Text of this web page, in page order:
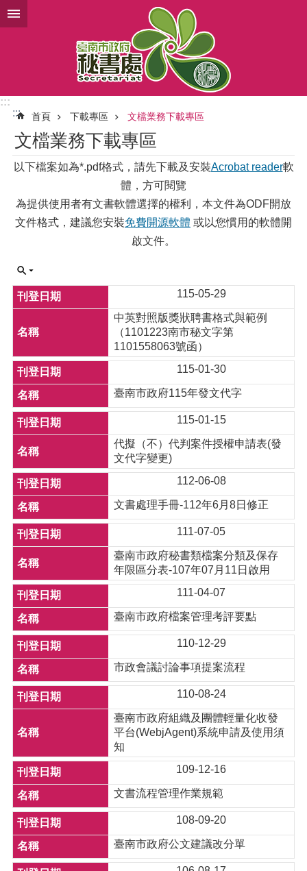
跳到主要內容區塊
:::
:::
首頁 下載專區 文檔業務下載專區
文檔業務下載專區
以下檔案如為*.pdf格式，請先下載及安裝Acrobat reader軟
體，方可閱覽
為提供使用者有文書軟體選擇的權利，本文件為ODF開放
文件格式，建議您安裝免費開源軟體 或以您慣用的軟體開
啟文件。
115-05-29
中英對照版獎狀聘書格式與範例
（1101223南市秘文字第
1101558063號函）
115-01-30
臺南市政府115年發文代字
115-01-15
代擬（不）代判案件授權申請表(發
文代字變更)
112-06-08
文書處理手冊-112年6月8日修正
111-07-05
臺南市政府秘書類檔案分類及保存
年限區分表-107年07月11日啟用
111-04-07
臺南市政府檔案管理考評要點
110-12-29
市政會議討論事項提案流程
110-08-24
臺南市政府組織及團體輕量化收發
平台(WebjAgent)系統申請及使用須
知
109-12-16
文書流程管理作業規範
108-09-20
臺南市政府公文建議改分單